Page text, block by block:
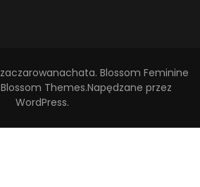
zaczarowanachata. Blossom Feminine
Blossom Themes.Napędzane przez
WordPress.